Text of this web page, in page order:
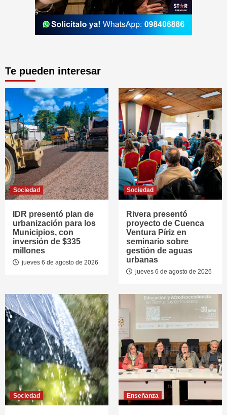
Te pueden interesar
Sociedad
IDR presentó plan de
urbanización para los
Municipios, con
inversión de $335
millones
jueves 6 de agosto de 2026
Sociedad
Rivera presentó
proyecto de Cuenca
Ventura Píriz en
seminario sobre
gestión de aguas
urbanas
jueves 6 de agosto de 2026
Sociedad Enseñanza